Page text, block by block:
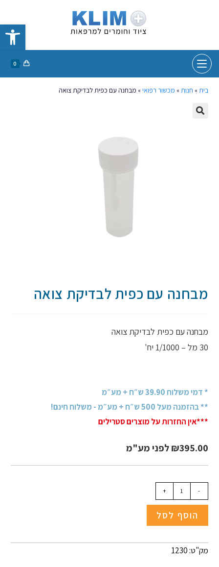
פתח סרגל נגישות
0
בית» חנות» מכשור רפואי» מבחנה עם כפית לבדיקת צואה
מבחנה עם כפית לבדיקת צואה
מבחנה עם כפית לבדיקת צואה
30 מל – 1/1000 יח'
* דמי משלוח 39.90 ש״ח + מע״מ
** בהזמנה מעל 500 ש״ח + מע״מ - משלוח חינם!
***אין החזרות על מוצרים סטרילים
₪395.00 לפני מע"מ
-
+
הוסף לסל
מק"ט: 1230